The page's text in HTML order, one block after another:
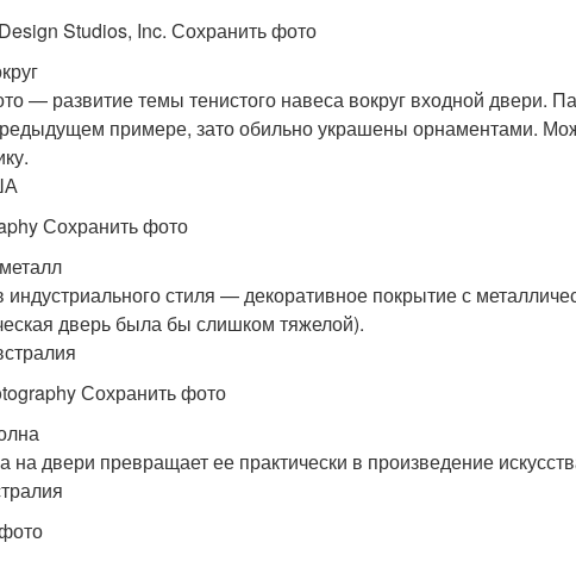
Studios, Inc. Сохранить фото
— развитие темы тенистого навеса вокруг входной двери.
примере, зато обильно украшены орнаментами.
Сохранить фото
стиля — декоративное покрытие с
дверь была бы слишком тяжелой).
Сохранить фото
на двери превращает ее практически в произведение